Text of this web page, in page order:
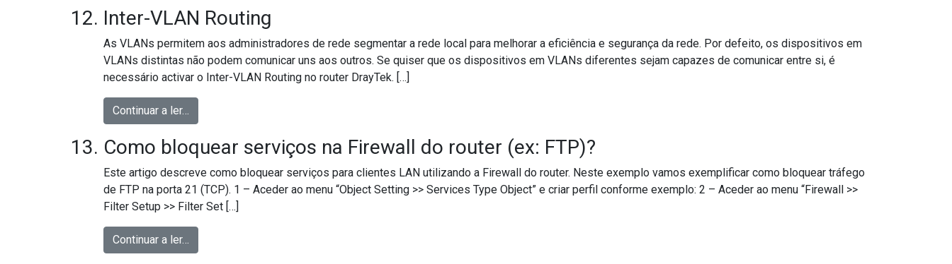
Inter-VLAN Routing
As VLANs permitem aos administradores de rede segmentar a rede local para melhorar a eficiência e segurança da rede. Por defeito, os dispositivos em
VLANs distintas não podem comunicar uns aos outros. Se quiser que os dispositivos em VLANs diferentes sejam capazes de comunicar entre si, é
necessário activar o Inter-VLAN Routing no router DrayTek. […]
Continuar a ler…
Como bloquear serviços na Firewall do router (ex: FTP)?
Este artigo descreve como bloquear serviços para clientes LAN utilizando a Firewall do router. Neste exemplo vamos exemplificar como bloquear tráfego
de FTP na porta 21 (TCP). 1 – Aceder ao menu “Object Setting >> Services Type Object” e criar perfil conforme exemplo: 2 – Aceder ao menu “Firewall >>
Filter Setup >> Filter Set […]
Continuar a ler…